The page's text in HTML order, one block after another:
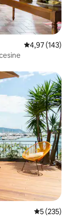
4,97 de uma
4,97 (143)
5 de uma
5 (235)